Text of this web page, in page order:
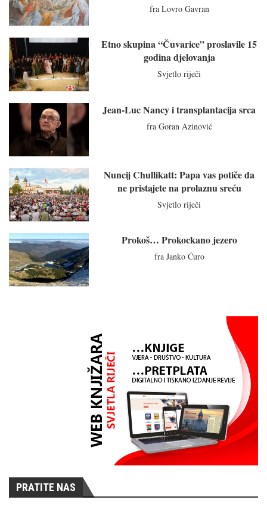
fra Lovro Gavran
Etno skupina “Čuvarice” proslavile 15
godina djelovanja
Svjetlo riječi
Jean-Luc Nancy i transplantacija srca
fra Goran Azinović
Nuncij Chullikatt: Papa vas potiče da
ne pristajete na prolaznu sreću
Svjetlo riječi
Prokoš… Prokockano jezero
fra Janko Ćuro
PRATITE NAS